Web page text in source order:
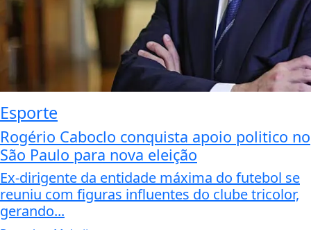
Esporte
Rogério Caboclo conquista apoio politico no
São Paulo para nova eleição
Ex-dirigente da entidade máxima do futebol se
reuniu com figuras influentes do clube tricolor,
gerando...